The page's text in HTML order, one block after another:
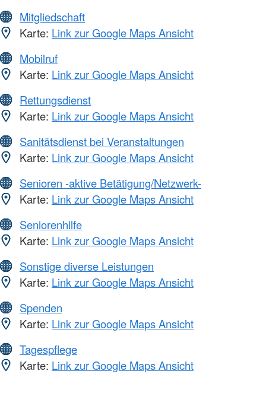
Mitgliedschaft
Karte: Link zur Google Maps Ansicht
Mobilruf
Karte: Link zur Google Maps Ansicht
Rettungsdienst
Karte: Link zur Google Maps Ansicht
Sanitätsdienst bei Veranstaltungen
Karte: Link zur Google Maps Ansicht
Senioren -aktive Betätigung/Netzwerk-
Karte: Link zur Google Maps Ansicht
Seniorenhilfe
Karte: Link zur Google Maps Ansicht
Sonstige diverse Leistungen
Karte: Link zur Google Maps Ansicht
Spenden
Karte: Link zur Google Maps Ansicht
Tagespflege
Karte: Link zur Google Maps Ansicht